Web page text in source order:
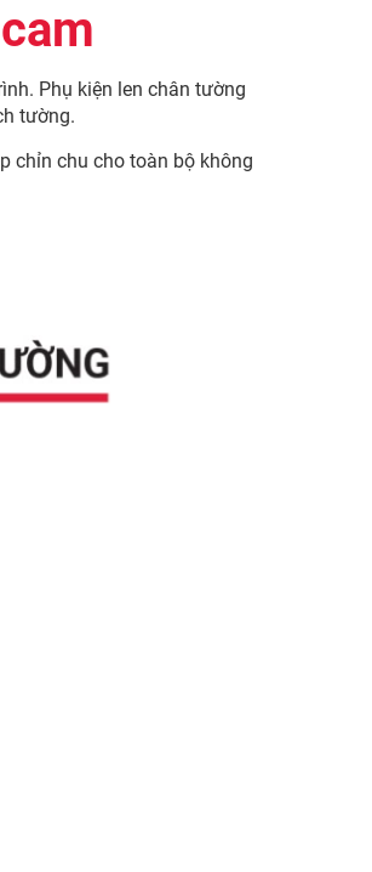
Phụ kiện len chân tường
tường.
chỉn chu cho toàn bộ không